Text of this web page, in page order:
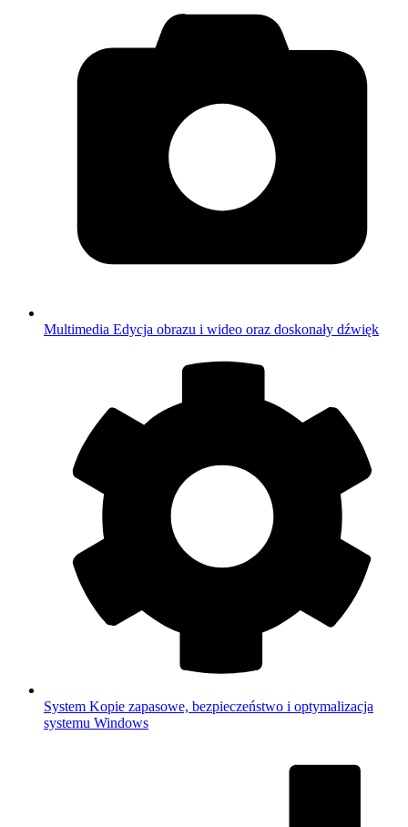
Multimedia Edycja obrazu i wideo oraz doskonały dźwięk
System Kopie zapasowe, bezpieczeństwo i optymalizacja
systemu Windows